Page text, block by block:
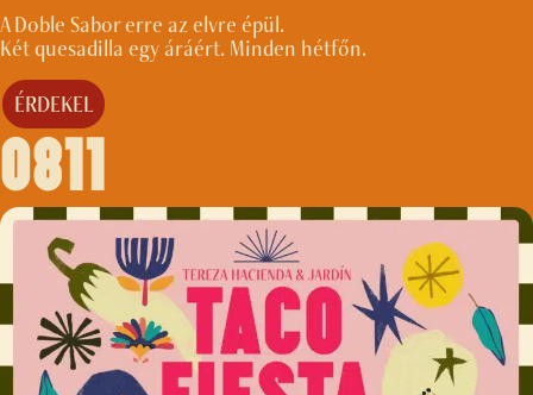
A Doble Sabor erre az elvre épül.
Két quesadilla egy áráért. Minden hétfőn.
ÉRDEKEL
0811